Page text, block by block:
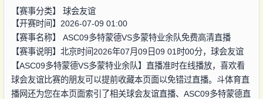
【赛事分类】 球会友谊
【开赛时间】2026-07-09 01:00
【赛事名称】 ASC09多特蒙德VS多蒙特业余队免费高清直播
【赛事说明】北京时间2026年07月09日09 01时00分，球会友谊
【ASC09多特蒙德VS多蒙特业余队】直播准时在线播放，喜欢看
球会友谊比赛的朋友可以提前收藏本页面以免错过直播。斗体育直
播网还为您在本页面索引了相关球会友谊直播、ASC09多特蒙德直